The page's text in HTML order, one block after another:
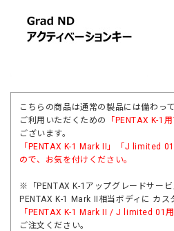
こちらの商品は通常の製品には備わっ
ご利用いただくための
「PENTAX K-1
ございます。
「 PENTAX K-1 Mark II 」「 J limited 01
ので、お気を付けください。
※「PENTAX K-1アップグレードサービ
PENTAX K-1 Mark II相当ボディに カス
「PENTAX K-1 Mark II / J limited 01用
ご注文ください。